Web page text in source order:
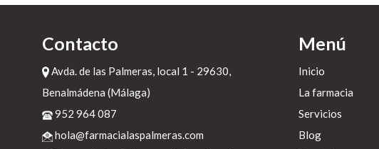
Contacto
Avda. de las Palmeras, local 1 - 29630,
Benalmádena (Málaga)
952 964 087
hola@farmacialaspalmeras.com
Menú
Inicio
La farmacia
Servicios
Blog